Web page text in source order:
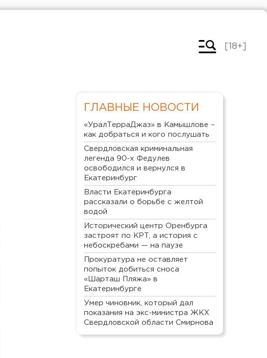
[18+]
ГЛАВНЫЕ НОВОСТИ
«УралТерраДжаз» в Камышлове –
как добраться и кого послушать
Свердловская криминальная
легенда 90-х Федулев
освободился и вернулся в
Екатеринбург
Власти Екатеринбурга
рассказали о борьбе с желтой
водой
Исторический центр Оренбурга
застроят по КРТ, а история с
небоскребами — на паузе
Прокуратура не оставляет
попыток добиться сноса
«Шарташ Пляжа» в
Екатеринбурге
Умер чиновник, который дал
показания на экс-министра ЖКХ
Свердловской области Смирнова